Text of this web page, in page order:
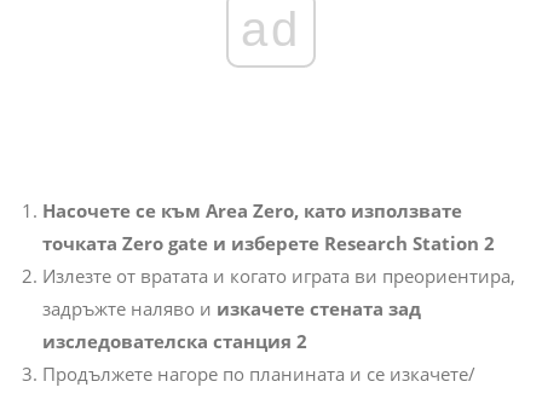
ad
Насочете се към Area Zero, като използвате
точката Zero gate и изберете Research Station 2
Излезте от вратата и когато играта ви преориентира,
задръжте наляво и изкачете стената зад
изследователска станция 2
Продължете нагоре по планината и се изкачете/